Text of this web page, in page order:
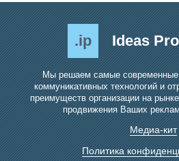
.ip Ideas
Мы решаем самые современные
коммуникативных технологий и
преимуществ организации на
продвижения Ваших
Медиа-кит
Политика